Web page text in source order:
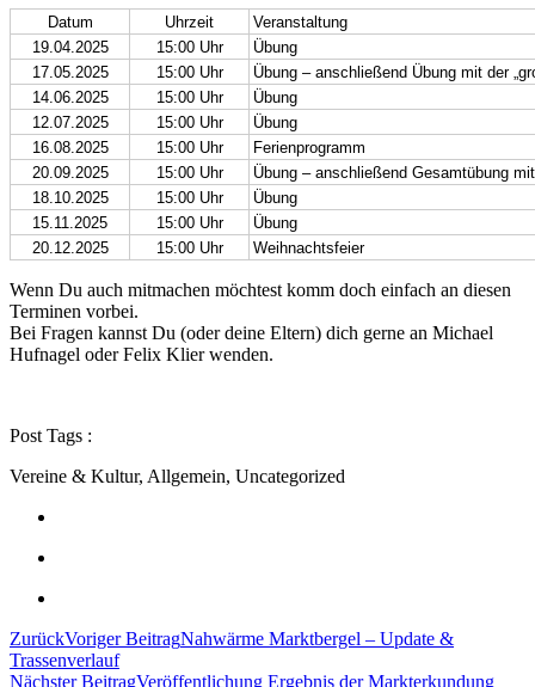
Datum Uhrzeit
Veranstaltung
19.04.2025
15:00 Uhr
Übung
17.05.2025
15:00 Uhr
Übung – anschließend Übung mit der
14.06.2025
15:00 Uhr
Übung
12.07.2025
15:00 Uhr
Übung
16.08.2025
15:00 Uhr
Ferienprogramm
20.09.2025
15:00 Uhr
Übung – anschließend Gesamtübung
18.10.2025
15:00 Uhr
Übung
15.11.2025
15:00 Uhr
Übung
20.12.2025
15:00 Uhr Weihnachtsfeier
Wenn Du auch mitmachen möchtest komm doch einfach an diesen
Terminen vorbei.
Bei Fragen kannst Du (oder deine Eltern) dich gerne an Michael
Hufnagel oder Felix Klier wenden.
Post Tags :
Vereine & Kultur, Allgemein, Uncategorized
ZurückVoriger BeitragNahwärme Marktbergel – Update &
Trassenverlauf
Nächster BeitragVeröffentlichung Ergebnis der Markterkundung